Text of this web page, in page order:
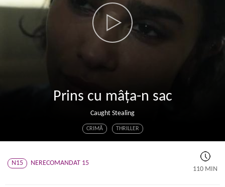
Prins cu mâța-n sac
Caught Stealing
CRIMĂ THRILLER
N15
NERECOMANDAT 15
110 MIN